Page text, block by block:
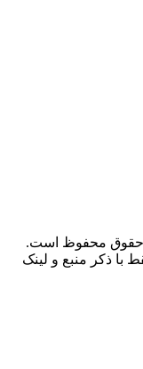
با ذکر منبع و لینک